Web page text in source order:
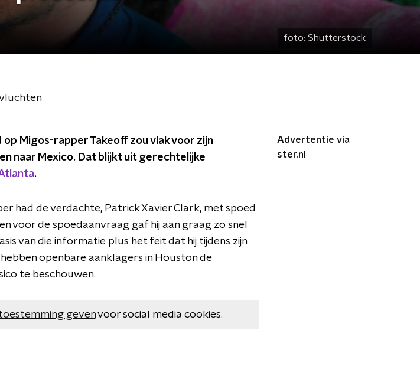
foto: Shutterstock
Migos-rapper Takeoff zou vlak voor zijn
naar Mexico. Dat blijkt uit gerechtelijke
.
had de verdachte, Patrick Xavier Clark, met spoed
voor de spoedaanvraag gaf hij aan graag zo snel
van die informatie plus het feit dat hij tijdens zijn
openbare aanklagers in Houston de
te beschouwen.
gevenvoor social media cookies.
Advertentie via
ster.nl